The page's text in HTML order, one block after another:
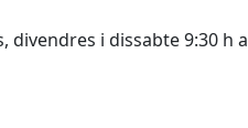
divendres i dissabte 9:30 h a